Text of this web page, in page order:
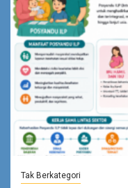
Tak Berkategori